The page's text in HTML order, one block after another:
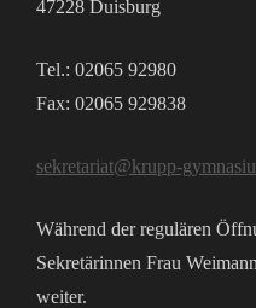
47228 Duisburg
Tel.: 02065 92980
Fax: 02065 929838
sekretariat@krupp-
Während der regulären
Sekretärinnen Frau
weiter.